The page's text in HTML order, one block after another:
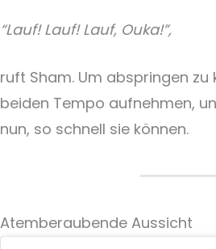
“Lauf! Lauf! Lauf, Ouka!”,
ruft Sham. Um abspringen zu
beiden Tempo aufnehmen,
nun, so schnell sie können.
Atemberaubende Aussicht